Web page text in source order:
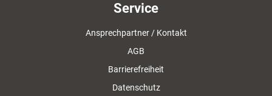
Service
Ansprechpartner / Kontakt
AGB
Barrierefreiheit
Datenschutz